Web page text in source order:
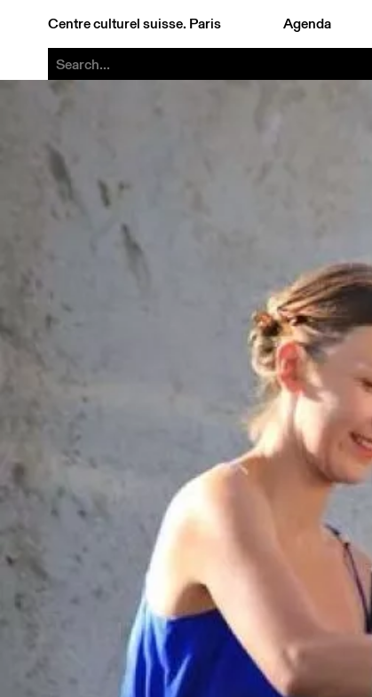
Centre culturel suisse. Paris Agenda